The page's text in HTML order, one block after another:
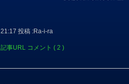
21:17 投稿 :Ra-i-ra
記事URL コメント ( 2 )